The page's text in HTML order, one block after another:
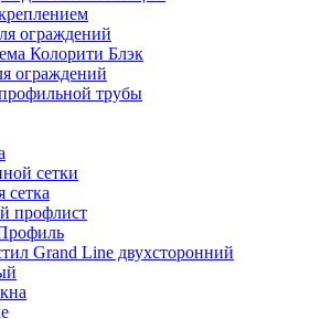
ограждений
Колорити Блэк
ограждений
трубы
сетки
сетка
профлист
Grand Line двухсторонний